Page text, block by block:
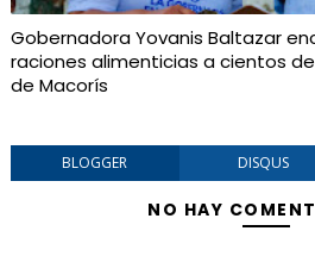
Gobernadora Yovanis Baltazar
raciones alimenticias a cientos
de Macorís
BLOGGER DISQUS
NO HAY